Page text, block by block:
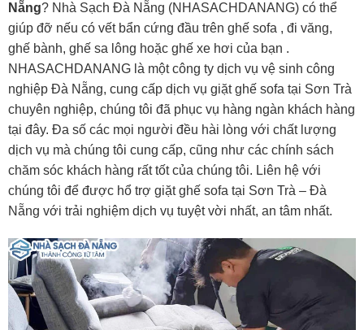
Nẵng? Nhà Sạch Đà Nẵng (NHASACHDANANG) có thể
giúp đỡ nếu có vết bẩn cứng đầu trên ghế sofa , đi văng,
ghế bành, ghế sa lông hoặc ghế xe hơi của bạn .
NHASACHDANANG là một công ty dịch vụ vệ sinh công
nghiệp Đà Nẵng, cung cấp dịch vụ giặt ghế sofa tại Sơn Trà
chuyên nghiệp, chúng tôi đã phục vụ hàng ngàn khách hàng
tại đây. Đa số các mọi người đều hài lòng với chất lượng
dịch vụ mà chúng tôi cung cấp, cũng như các chính sách
chăm sóc khách hàng rất tốt của chúng tôi. Liên hệ với
chúng tôi để được hổ trợ giặt ghế sofa tại Sơn Trà – Đà
Nẵng với trải nghiệm dịch vụ tuyệt vời nhất, an tâm nhất.